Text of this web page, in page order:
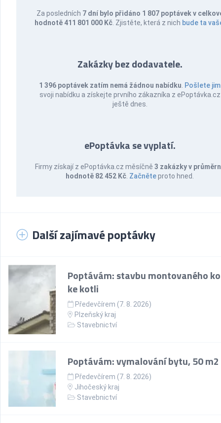
Za posledních 7 dní bylo přidáno 1 807 poptávek v
hodnotě 411 801 000 Kč . Zjistěte, která z nich bude ta
Zakázky bez dodavatele.
1 396 poptávek zatím nemá žádnou nabídku Pošlete jim
svoji nabídku a získejte prvního zákazníka z ePoptávka.cz
ještě dnes.
ePoptávka se vyplatí.
Firmy získají z ePoptávka.cz měsíčně 3 zakázky v
hodnotě 82 452 Kč Začněteproto hned.
Další zajímavé poptávky
Poptávám: stavbu montovaného
ke kotli
Předevčírem (7. 8. 2026)
Plzeňský kraj
Stavebnictví
Poptávám: vymalování bytu, 50 m2
Předevčírem (7. 8. 2026)
Jihočeský kraj
Stavebnictví